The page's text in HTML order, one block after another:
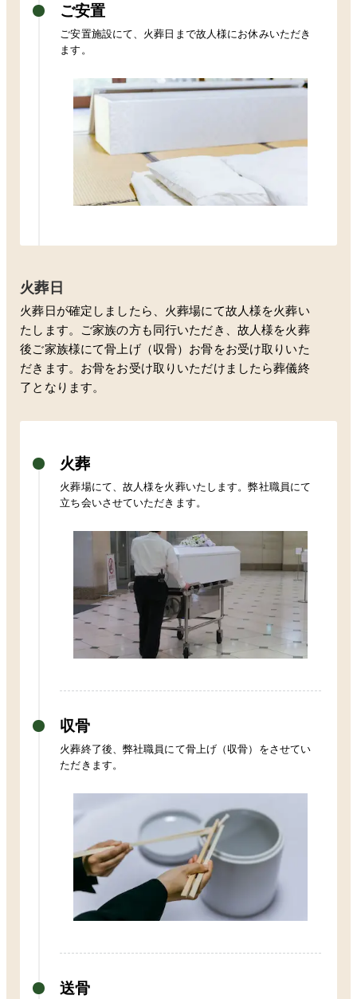
ご安置
ご安置施設にて、火葬日まで故人様にお休みいただき
ます。
火葬日
火葬日が確定しましたら、火葬場にて故人様を火葬い
たします。ご家族の方も同行いただき、故人様を火葬
後ご家族様にて骨上げ（収骨）お骨をお受け取りいた
だきます。お骨をお受け取りいただけましたら葬儀終
了となります。
火葬
火葬場にて、故人様を火葬いたします。弊社職員にて
立ち会いさせていただきます。
収骨
火葬終了後、弊社職員にて骨上げ（収骨）をさせてい
ただきます。
送骨